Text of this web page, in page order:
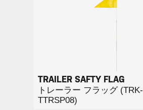
TRAILER SAFTY FLAG
トレーラー フラッグ (TRK-
TTRSP08)